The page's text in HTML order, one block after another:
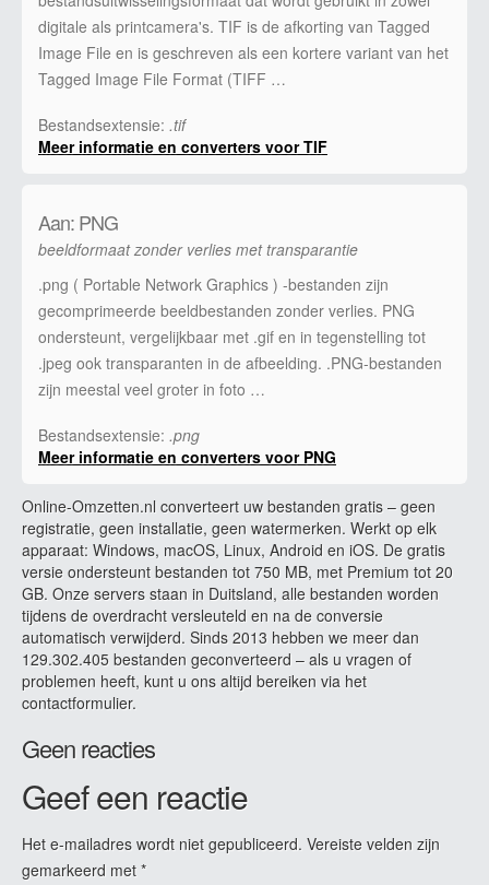
digitale als printcamera's. TIF is de afkorting van Tagged
Image File en is geschreven als een kortere variant van het
Tagged Image File Format (TIFF …
Bestandsextensie: .tif
Meer informatie en converters voor TIF
Aan: PNG
beeldformaat zonder verlies met transparantie
.png ( Portable Network Graphics ) -bestanden zijn
gecomprimeerde beeldbestanden zonder verlies. PNG
ondersteunt, vergelijkbaar met .gif en in tegenstelling tot
.jpeg ook transparanten in de afbeelding. .PNG-bestanden
zijn meestal veel groter in foto …
Bestandsextensie: .png
Meer informatie en converters voor PNG
Online-Omzetten.nl converteert uw bestanden gratis – geen
registratie, geen installatie, geen watermerken. Werkt op elk
apparaat: Windows, macOS, Linux, Android en iOS. De gratis
versie ondersteunt bestanden tot 750 MB, met Premium tot 20
GB. Onze servers staan in Duitsland, alle bestanden worden
tijdens de overdracht versleuteld en na de conversie
automatisch verwijderd. Sinds 2013 hebben we meer dan
129.302.405 bestanden geconverteerd – als u vragen of
problemen heeft, kunt u ons altijd bereiken via het
contactformulier.
Geen reacties
Geef een reactie
Het e-mailadres wordt niet gepubliceerd. Vereiste velden zijn
gemarkeerd met *